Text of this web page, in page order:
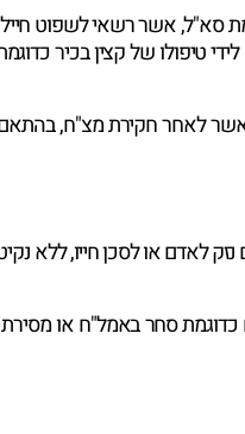
סא"ל, אשר רשאי לשפוט
טיפולו של קצין בכיר
אשר לאחר חקירת מצ"ח,
לגרום נזק לאדם או לסכן חייו,
כדוגמת סחר באמל"ח או